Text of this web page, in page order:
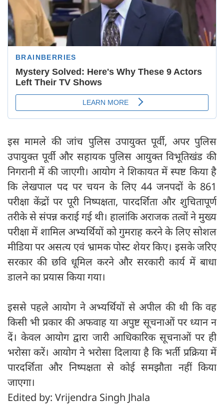
इस मामले की जांच पुलिस उपायुक्त पूर्वी, अपर पुलिस
उपायुक्त पूर्वी और सहायक पुलिस आयुक्त विभूतिखंड की
निगरानी में की जाएगी। आयोग ने शिकायत में स्पष्ट किया है
कि लेखपाल पद पर चयन के लिए 44 जनपदों के 861
परीक्षा केंद्रों पर पूरी निष्पक्षता, पारदर्शिता और शुचितापूर्ण
तरीके से संपन्न कराई गई थी। हालांकि अराजक तत्वों ने मुख्य
परीक्षा में शामिल अभ्यर्थियों को गुमराह करने के लिए सोशल
मीडिया पर असत्य एवं भ्रामक पोस्ट शेयर किए। इसके जरिए
सरकार की छवि धूमिल करने और सरकारी कार्य में बाधा
डालने का प्रयास किया गया।
इससे पहले आयोग ने अभ्यर्थियों से अपील की थी कि वह
किसी भी प्रकार की अफवाह या अपुष्ट सूचनाओं पर ध्यान न
दें। केवल आयोग द्वारा जारी आधिकारिक सूचनाओं पर ही
भरोसा करें। आयोग ने भरोसा दिलाया है कि भर्ती प्रक्रिया में
पारदर्शिता और निष्पक्षता से कोई समझौता नहीं किया
जाएगा।
Edited by: Vrijendra Singh Jhala